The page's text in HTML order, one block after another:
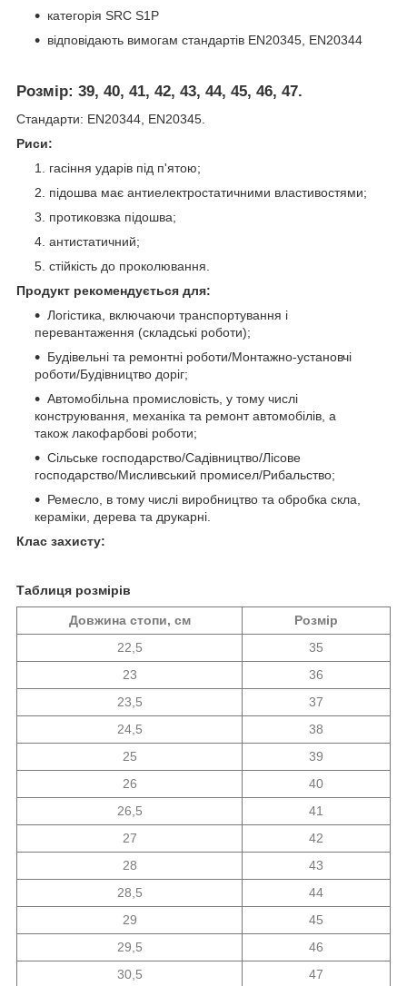
категорія SRC S1P
відповідають вимогам стандартів EN20345, EN20344
Розмір: 39, 40, 41, 42, 43, 44, 45, 46, 47.
Стандарти: EN20344, EN20345.
Риси:
гасіння ударів під п'ятою;
підошва має антиелектростатичними властивостями;
протиковзка підошва;
антистатичний;
стійкість до проколювання.
Продукт рекомендується для:
Логістика, включаючи транспортування і
перевантаження (складські роботи);
Будівельні та ремонтні роботи/Монтажно-установчі
роботи/Будівництво доріг;
Автомобільна промисловість, у тому числі
конструювання, механіка та ремонт автомобілів, а
також лакофарбові роботи;
Сільське господарство/Садівництво/Лісове
господарство/Мисливський промисел/Рибальство;
Ремесло, в тому числі виробництво та обробка скла,
кераміки, дерева та друкарні.
Клас захисту:
Таблиця розмірів
Довжина стопи, см
Розмір
22,5
35
23
36
23,5
37
24,5
38
25
39
26
40
26,5
41
27
42
28
43
28,5
44
29
45
29,5
46
30,5
47